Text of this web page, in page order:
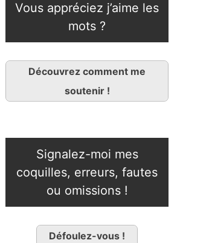
Vous appréciez j’aime les
mots ?
Découvrez comment me
soutenir !
Signalez-moi mes
coquilles, erreurs, fautes
ou omissions !
Défoulez-vous !